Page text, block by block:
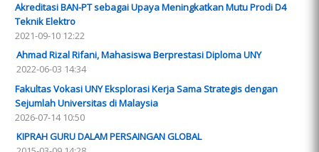
Akreditasi BAN-PT sebagai Upaya Meningkatkan Mutu Prodi D4
Teknik Elektro
2021-09-10 12:22
Ahmad Rizal Rifani, Mahasiswa Berprestasi Diploma UNY
2022-06-03 14:34
Fakultas Vokasi UNY Eksplorasi Kerja Sama Strategis dengan
Sejumlah Universitas di Malaysia
2026-07-14 10:50
KIPRAH GURU DALAM PERSAINGAN GLOBAL